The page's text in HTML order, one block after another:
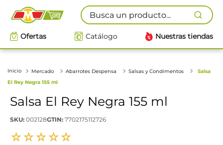
Busca un producto...
Ofertas Catálogo Nuestras tiendas
Mercado Abarrotes Despensa Salsas y Condimentos
Salsa
El Rey Negra 155 ml
Salsa El Rey Negra 155 ml
SKU: 002128GTIN: 7702175112726
☆☆☆☆☆